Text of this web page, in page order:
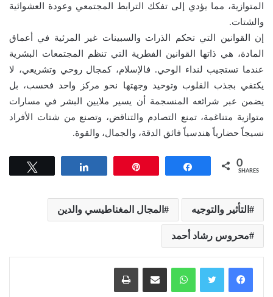
المتوازية، مما يؤدي إلى تفكك الترابط المجتمعي وعودة العشوائية
والشتات.
إن القوانين التي تحكم الذرات والسبينات غير المرئية في أعماق
المادة، هي ذاتها القوانين الفطرية التي تنظم المجتمعات البشرية
عندما تستجيب لنداء الوحي. فالإسلام، كمجال روحي وتشريعي، لا
يكتفي بجذب القلوب وتوحيد وجهتها نحو مركز واحد فحسب، بل
يضمن عبر شرائعه المنسجمة أن يسير ملايين البشر في مسارات
متوازية متناغمة، تمنع التصادم والتناقض، وتصنع من شتات الأفراد
نسيجاً حضارياً هندسياً فائق الدقة، والجمال، والقوة.
Share 0
SHARES
التأثير والتوجيه المجال المغناطيسي والدين
محروس رشاد أحمد
واتساب مشاركة عبر البريد طباعة